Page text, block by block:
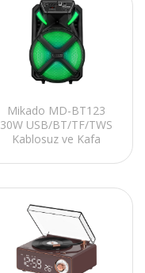
Mikado MD-BT123
30W USB/BT/TF/TWS
Kablosuz ve Kafa
Öğretmen/Toplantı